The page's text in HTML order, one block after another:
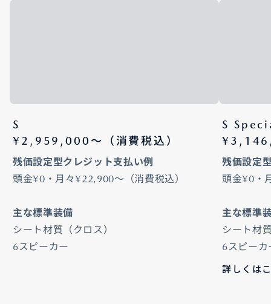
S
¥2,959,000〜（消費税込）
残価設定型クレジット支払い例
頭金¥0・月々¥22,900～（消費税込）
主な標準装備
シート材質（クロス）
6スピーカー
S
残価設定
頭金¥0・
主な標準
シート材
6スピーカ
詳しくは